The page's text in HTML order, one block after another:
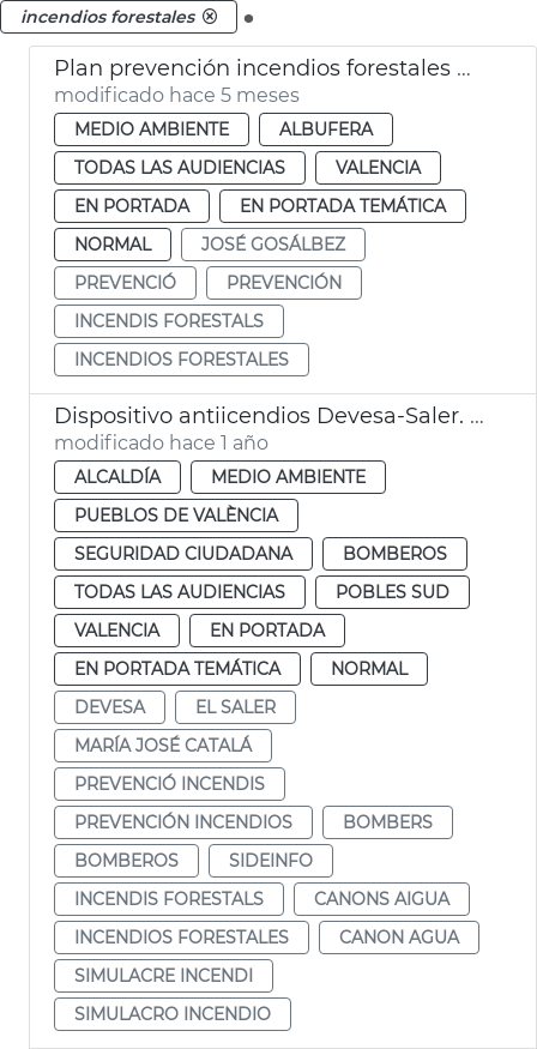
incendios forestales
Plan prevención incendios forestales Devesa València
modificado hace 5 meses
MEDIO AMBIENTE
ALBUFERA
TODAS LAS AUDIENCIAS
VALENCIA
EN PORTADA
EN PORTADA TEMÁTICA
NORMAL
JOSÉ GOSÁLBEZ
PREVENCIÓ
PREVENCIÓN
INCENDIS FORESTALS
INCENDIOS FORESTALES
Dispositivo antiicendios Devesa-Saler. València
modificado hace 1 año
ALCALDÍA
MEDIO AMBIENTE
PUEBLOS DE VALÈNCIA
SEGURIDAD CIUDADANA
BOMBEROS
TODAS LAS AUDIENCIAS
POBLES SUD
VALENCIA
EN PORTADA
EN PORTADA TEMÁTICA
NORMAL
DEVESA
EL SALER
MARÍA JOSÉ CATALÁ
PREVENCIÓ INCENDIS
PREVENCIÓN INCENDIOS
BOMBERS
BOMBEROS
SIDEINFO
INCENDIS FORESTALS
CANONS AIGUA
INCENDIOS FORESTALES
CANON AGUA
SIMULACRE INCENDI
SIMULACRO INCENDIO